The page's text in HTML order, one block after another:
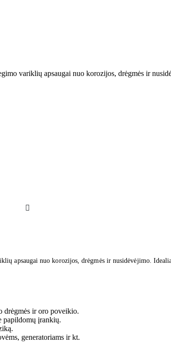
variklių apsaugai nuo korozijos, drėgmės ir
apsaugai nuo korozijos, drėgmės ir nusidėvėjimo.
drėgmės ir oro poveikio.
papildomų įrankių.
generatoriams ir kt.